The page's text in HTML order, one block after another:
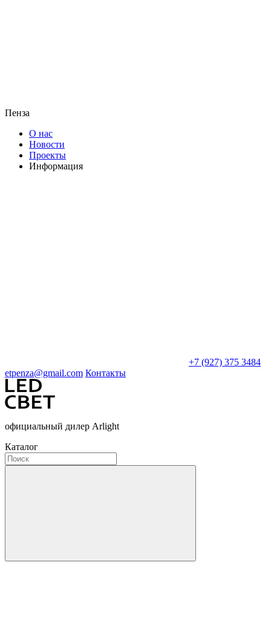
Пенза
О нас
Новости
Проекты
Информация
+7 (927) 375 3484
etpenza@gmail.com Контакты
официальный дилер Arlight
Каталог